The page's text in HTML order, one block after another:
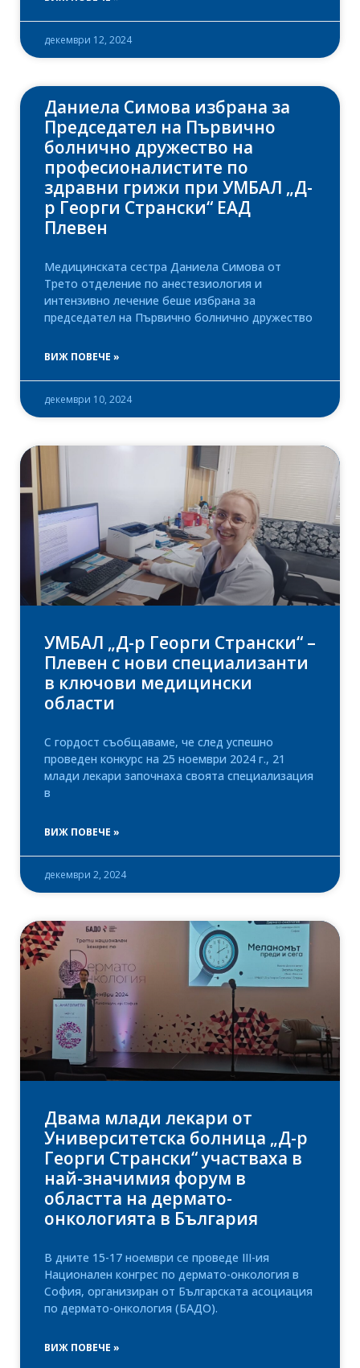
декември 12, 2024
Даниела Симова избрана за
Председател на Първично
болнично дружество на
професионалистите по
здравни грижи при УМБАЛ „Д-
р Георги Странски“ ЕАД
Плевен
Медицинската сестра Даниела Симова от
Трето отделение по анестезиология и
интензивно лечение беше избрана за
председател на Първично болнично дружество
ВИЖ ПОВЕЧЕ »
декември 10, 2024
УМБАЛ „Д-р Георги Странски“ –
Плевен с нови специализанти
в ключови медицински
области
С гордост съобщаваме, че след успешно
проведен конкурс на 25 ноември 2024 г., 21
млади лекари започнаха своята специализация
в
ВИЖ ПОВЕЧЕ »
декември 2, 2024
Двама млади лекари от
Университетска болница „Д-р
Георги Странски“ участваха в
най-значимия форум в
областта на дермато-
онкологията в България
В дните 15-17 ноември се проведе III-ия
Национален конгрес по дермато-онкология в
София, организиран от Българската асоциация
по дермато-онкология (БАДО).
ВИЖ ПОВЕЧЕ »